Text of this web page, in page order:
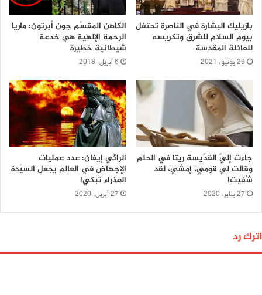
بازيليك البشارة في الناصرة تحتفل
بيوم السلام للشرق وتكريسه
للعائلة المقدسة
29 يونيو، 2021
الكاهن المقسّم جون أبرتون: ماريا
الرحمة الإلهية هي خدعة
شيطانية خطيرة
6 أبريل، 2018
جاءت إليّ القدّيسة ريتا في الحلم
وقالت لي قومي، إمشي، لقد
شُفيتِ!
27 يناير، 2020
الرائي إيفان: عدد عمليات
الإجهاض في العالم يجعل السيّدة
العذراء تبكي!
27 أبريل، 2020
اترك رد